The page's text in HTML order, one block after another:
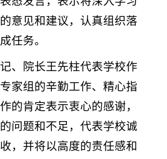
意见和建议，认真组织落
任务。
、院长王先柱代表学校作
家组的辛勤工作、精心指
的肯定表示衷心的感谢，
问题和不足，代表学校诚
，并将以高度的责任感和